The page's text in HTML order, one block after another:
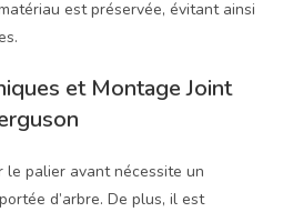
est préservée, évitant ainsi
et Montage Joint
le palier avant nécessite un
d’arbre. De plus, il est